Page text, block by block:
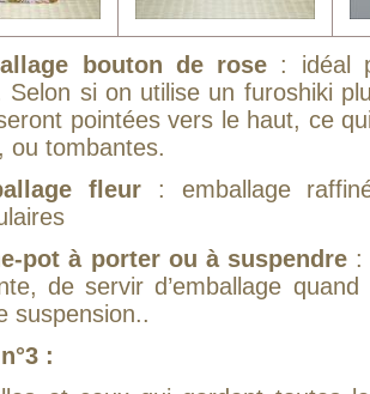
bouton de rose : idéal
Selon si on utilise un furoshiki
pointées vers le haut, ce
ou tombantes.
fleur: emballage
pot à porter ou à suspendre :
de servir d’emballage quand
suspension..
: